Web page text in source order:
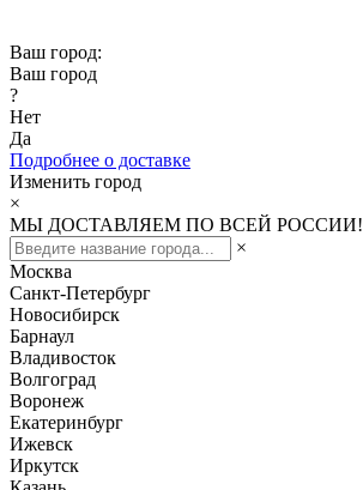
Ваш город:
Ваш город
?
Нет
Да
Подробнее о доставке
Изменить город
×
МЫ ДОСТАВЛЯЕМ ПО ВСЕЙ РОССИИ!
×
Москва
Санкт-Петербург
Новосибирск
Барнаул
Владивосток
Волгоград
Воронеж
Екатеринбург
Ижевск
Иркутск